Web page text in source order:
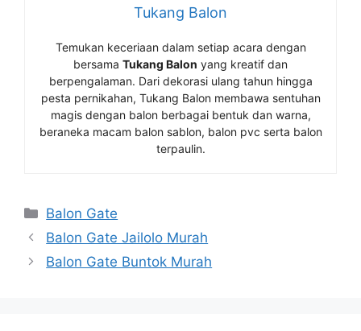
Tukang Balon
Temukan keceriaan dalam setiap acara dengan
bersama Tukang Balon yang kreatif dan
berpengalaman. Dari dekorasi ulang tahun hingga
pesta pernikahan, Tukang Balon membawa sentuhan
magis dengan balon berbagai bentuk dan warna,
beraneka macam balon sablon, balon pvc serta balon
terpaulin.
Kategori
Balon Gate
Balon Gate Jailolo Murah
Balon Gate Buntok Murah